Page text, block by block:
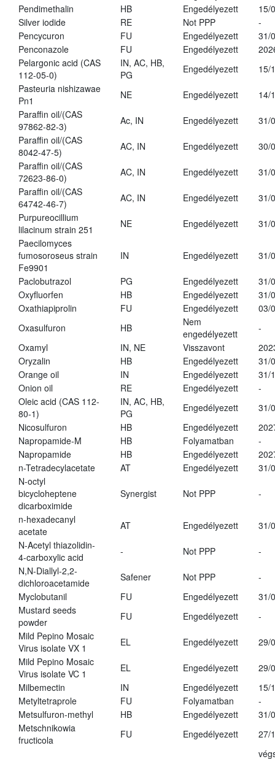
Pendimethalin
HB Engedélyezett
15/
Silver iodide
RE Not PPP
-
Pencycuron
FU Engedélyezett
31/
Penconazole
FU Engedélyezett
Pelargonic acid (CAS
112-05-0)
IN, AC, HB,
PG
Engedélyezett
15/
Pasteuria nishizawae
Pn1
NE Engedélyezett
14/
Paraffin oil/(CAS
97862-82-3)
Ac, IN Engedélyezett
31/
Paraffin oil/(CAS
8042-47-5)
AC, IN Engedélyezett
30/
Paraffin oil/(CAS
72623-86-0)
AC, IN Engedélyezett
31/
Paraffin oil/(CAS
64742-46-7)
AC, IN Engedélyezett
31/
Purpureocillium
lilacinum strain 251
NE Engedélyezett
31/
Paecilomyces
fumosoroseus strain
Fe9901
IN Engedélyezett 31/
Paclobutrazol PG Engedélyezett
31/
Oxyfluorfen
HB Engedélyezett
31/
Oxathiapiprolin
FU Engedélyezett
03/
Oxasulfuron
HB
Nem
engedélyezett
-
Oxamyl
IN, NE Visszavont
Oryzalin
HB Engedélyezett
31/
Orange oil
IN Engedélyezett
31/
Onion oil
RE Engedélyezett
-
Oleic acid (CAS 112-
80-1)
IN, AC, HB,
PG
Engedélyezett
31/
Nicosulfuron
HB Engedélyezett
Napropamide-M
HB Folyamatban
-
Napropamide
HB Engedélyezett
n-Tetradecylacetate
AT Engedélyezett
31/
N-octyl
bicycloheptene
dicarboximide
Synergist Not PPP -
n-hexadecanyl
acetate
AT Engedélyezett
31/
N-Acetyl thiazolidin-
4-carboxylic acid
- Not PPP
-
N,N-Diallyl-2,2-
dichloroacetamide
Safener Not PPP
-
Myclobutanil
FU Engedélyezett
31/
Mustard seeds
powder
FU Engedélyezett
-
Mild Pepino Mosaic
Virus isolate VX 1
EL Engedélyezett
29/
Mild Pepino Mosaic
Virus isolate VC 1
EL Engedélyezett
29/
Milbemectin
IN Engedélyezett
15/
Metyltetraprole
FU Folyamatban
-
Metsulfuron-methyl
HB Engedélyezett
31/
Metschnikowia
fructicola
FU Engedélyezett 27/